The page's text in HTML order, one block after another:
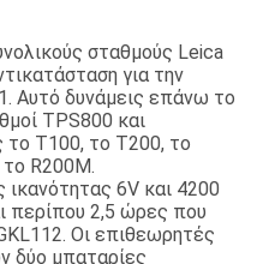
σταθμούς Leica
για την
Αυτό δυνάμεις επάνω το
TPS800 και
το T100, το T200, το
R200M.
6V και 4200
περίπου 2,5 ώρες που
Οι επιθεωρητές
δύο μπαταρίες